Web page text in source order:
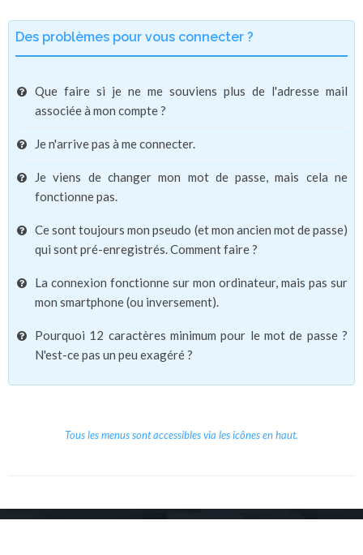
Des problèmes pour vous connecter ?
Que faire si je ne me souviens plus de l'adresse mail
associée à mon compte ?
Je n'arrive pas à me connecter.
Je viens de changer mon mot de passe, mais cela ne
fonctionne pas.
Ce sont toujours mon pseudo (et mon ancien mot de passe)
qui sont pré-enregistrés. Comment faire ?
La connexion fonctionne sur mon ordinateur, mais pas sur
mon smartphone (ou inversement).
Pourquoi 12 caractères minimum pour le mot de passe ?
N'est-ce pas un peu exagéré ?
Tous les menus sont accessibles via les icônes en haut.